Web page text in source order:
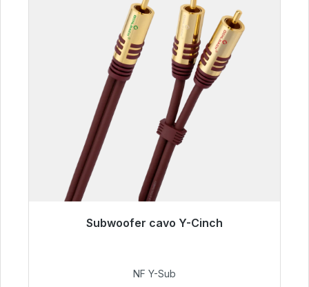
Subwoofer cavo Y-Cinch
Pronto per la spedizione immediata, tempo di
50,99 €
NF Y-Sub